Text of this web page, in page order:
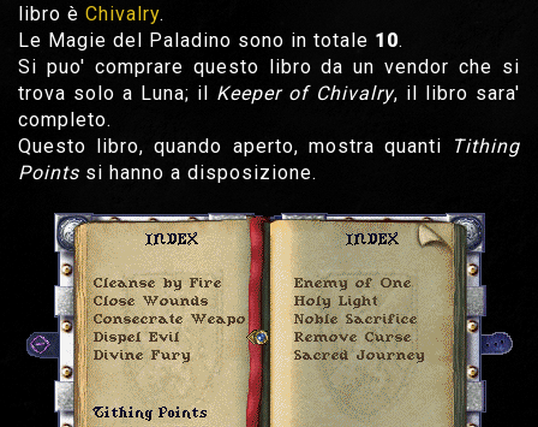
libro è Chivalry.
Le Magie del Paladino sono in totale 10.
Si puo' comprare questo libro da un vendor che si
trova solo a Luna; il Keeper of Chivalry, il libro sara'
completo.
Questo libro, quando aperto, mostra quanti
Tithing
Points si hanno a disposizione.